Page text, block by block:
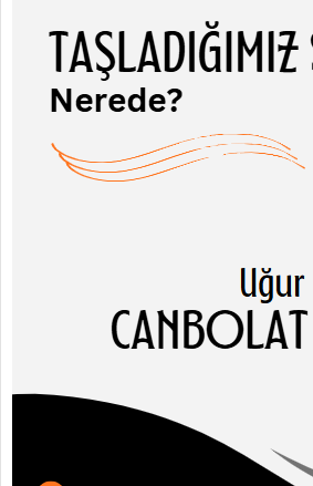
TAŞLADIĞIMIZ
ŞEYTAN NEREDE?
olguları birbirinden…